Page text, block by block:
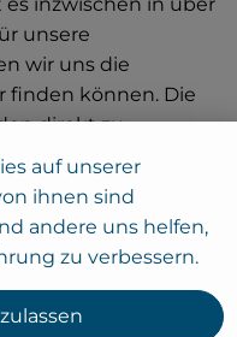
unsere
wir uns die
finden können. Die
direkt zu
kommt der Saft zu
in der
mit Bio-
etwas Kolensäure
herstellen. Zum
auf unserer
ihnen sind
andere uns helfen,
zu verbessern.